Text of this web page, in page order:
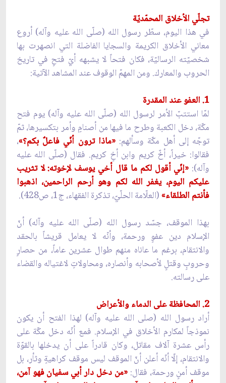
تجلّي الأخلاق المحمّديّة
في هذا اليوم، سطّر رسول الله (صلّى الله عليه وآله) أروع
معاني الأخلاق الكريمة والسجايا الفاضلة التي انصهرت بها
شخصيّته الرساليّة، فكان فتحاً لا يشبهه أيّ فتحٍ في تاريخ
الحروب والمعارك. ومن المهمّ الوقوف عند المشاهد الآتية:
1. العفو عند المقدرة
لمّا استتبّ الأمر لرسول الله (صلّى الله عليه وآله) يوم فتح
مكّة، دخل الكعبة وطرح ما فيها من أصنامٍ وأمر بتكسيرها، ثمّ
توجّه إلى أهل مكّة وسألهم:«ماذا ترون أنّي فاعلٌ بكم؟»،
فقالوا: خيراً، أخٌ كريم وابن أخٍ كريم. فقال (صلّى الله عليه
وآله): «إنّي أقول لكم ما قال أخي يوسف لإخوته: لا تثريب
عليكم اليوم، يغفر الله لكم وهو أرحم الراحمين، اذهبوا
فأنتم الطلقاء»(العلّامة الحلّيّ، تذكرة الفقهاء، ج1، ص428).
بهذا الموقف، جسّد رسول الله (صلّى الله عليه وآله) أنّ
الإسلام دين عفوٍ ورحمة، وأنّه لا يعامل قريشاً بالحقد
والانتقام، برغم ما عاناه منهم طوال عشرين عاماً، من حصارٍ
وحروبٍ وقتلٍ لأصحابه وأنصاره، ومحاولاتٍ لاغتياله والقضاء
على رسالته.
2. المحافظة على الدماء والأعراض
أراد رسول الله (صلى الله عليه وآله) لهذا الفتح أن يكون
نموذجاً لمكارم الأخلاق في الإسلام. فمع أنّه دخل مكّة على
رأس عشرة آلاف مقاتل، وكان قادراً على أن يدخلها بالقوّة
والانتقام، إلّا أنّه أعلن أنّ الموقف ليس موقف كراهيةٍ وثأر، بل
موقف أمنٍ ورحمة، فقال:«من دخل دار أبي سفيان فهو آمن،